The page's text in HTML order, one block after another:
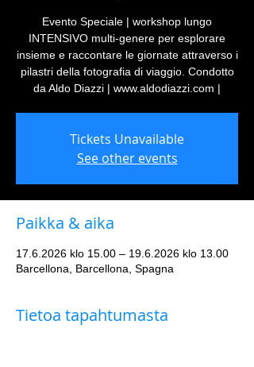
Evento Speciale | workshop lungo
INTENSIVO multi-genere per esplorare
insieme e raccontare le giornate attraverso i
pilastri della fotografia di viaggio. Condotto
da Aldo Diazzi | www.aldodiazzi.com |
Tickets Unavailable
See other events
Paikka & aika
17.6.2026 klo 15.00 – 19.6.2026 klo 13.00
Barcellona, Barcellona, Spagna
Tietoa tapahtumasta